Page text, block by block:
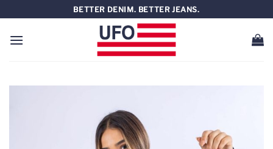
al
contenido
BETTER DENIM. BETTER JEANS.